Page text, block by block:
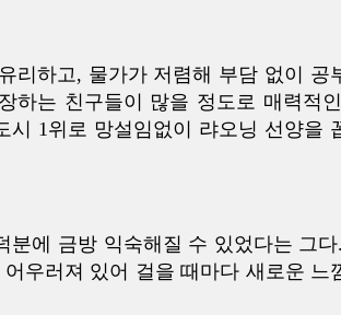
리하고, 물가가 저렴해 부담 없이 공
하는 친구들이 많을 정도로 매력적
1위로 망설임없이 랴오닝 선양을
분에 금방 익숙해질 수 있었다는 그
우러져 있어 걸을 때마다 새로운 느